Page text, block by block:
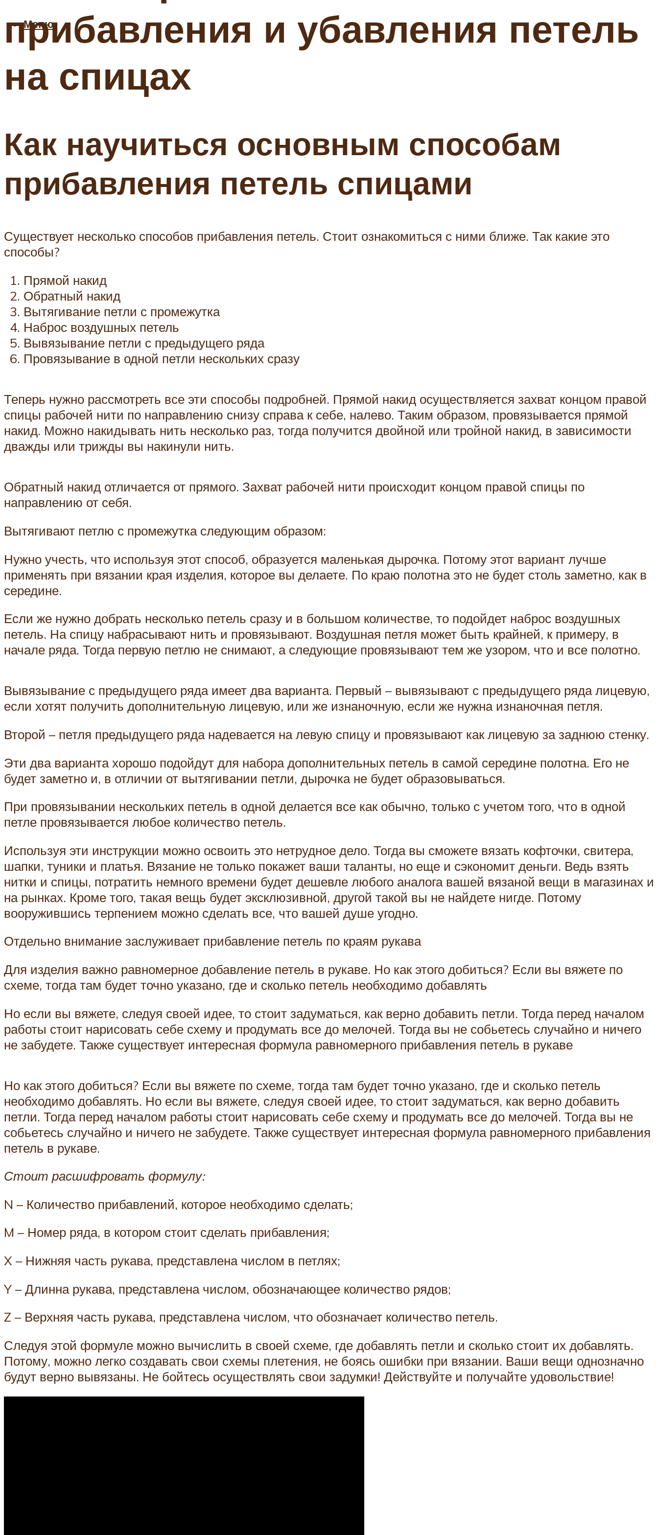
Меню
прибавления и убавления петель
на спицах
Как научиться основным способам
прибавления петель спицами
Существует несколько способов прибавления петель. Стоит ознакомиться с ними ближе. Так какие это
способы?
Прямой накид
Обратный накид
Вытягивание петли с промежутка
Наброс воздушных петель
Вывязывание петли с предыдущего ряда
Провязывание в одной петли нескольких сразу
Теперь нужно рассмотреть все эти способы подробней. Прямой накид осуществляется захват концом правой
спицы рабочей нити по направлению снизу справа к себе, налево. Таким образом, провязывается прямой
накид. Можно накидывать нить несколько раз, тогда получится двойной или тройной накид, в зависимости
дважды или трижды вы накинули нить.
Обратный накид отличается от прямого. Захват рабочей нити происходит концом правой спицы по
направлению от себя.
Вытягивают петлю с промежутка следующим образом:
Нужно учесть, что используя этот способ, образуется маленькая дырочка. Потому этот вариант лучше
применять при вязании края изделия, которое вы делаете. По краю полотна это не будет столь заметно, как в
середине.
Если же нужно добрать несколько петель сразу и в большом количестве, то подойдет наброс воздушных
петель. На спицу набрасывают нить и провязывают. Воздушная петля может быть крайней, к примеру, в
начале ряда. Тогда первую петлю не снимают, а следующие провязывают тем же узором, что и все полотно.
Вывязывание с предыдущего ряда имеет два варианта. Первый – вывязывают с предыдущего ряда лицевую,
если хотят получить дополнительную лицевую, или же изнаночную, если же нужна изнаночная петля.
Второй – петля предыдущего ряда надевается на левую спицу и провязывают как лицевую за заднюю стенку.
Эти два варианта хорошо подойдут для набора дополнительных петель в самой середине полотна. Его не
будет заметно и, в отличии от вытягивании петли, дырочка не будет образовываться.
При провязывании нескольких петель в одной делается все как обычно, только с учетом того, что в одной
петле провязывается любое количество петель.
Используя эти инструкции можно освоить это нетрудное дело. Тогда вы сможете вязать кофточки, свитера,
шапки, туники и платья. Вязание не только покажет ваши таланты, но еще и сэкономит деньги. Ведь взять
нитки и спицы, потратить немного времени будет дешевле любого аналога вашей вязаной вещи в магазинах и
на рынках. Кроме того, такая вещь будет эксклюзивной, другой такой вы не найдете нигде. Потому
вооружившись терпением можно сделать все, что вашей душе угодно.
Отдельно внимание заслуживает прибавление петель по краям рукава
Для изделия важно равномерное добавление петель в рукаве. Но как этого добиться? Если вы вяжете по
схеме, тогда там будет точно указано, где и сколько петель необходимо добавлять
Но если вы вяжете, следуя своей идее, то стоит задуматься, как верно добавить петли. Тогда перед началом
работы стоит нарисовать себе схему и продумать все до мелочей. Тогда вы не собьетесь случайно и ничего
не забудете. Также существует интересная формула равномерного прибавления петель в рукаве
Но как этого добиться? Если вы вяжете по схеме, тогда там будет точно указано, где и сколько петель
необходимо добавлять. Но если вы вяжете, следуя своей идее, то стоит задуматься, как верно добавить
петли. Тогда перед началом работы стоит нарисовать себе схему и продумать все до мелочей. Тогда вы не
собьетесь случайно и ничего не забудете. Также существует интересная формула равномерного прибавления
петель в рукаве.
Стоит расшифровать формулу:
N – Количество прибавлений, которое необходимо сделать;
M – Номер ряда, в котором стоит сделать прибавления;
X – Нижняя часть рукава, представлена числом в петлях;
Y – Длинна рукава, представлена числом, обозначающее количество рядов;
Z – Верхняя часть рукава, представлена числом, что обозначает количество петель.
Следуя этой формуле можно вычислить в своей схеме, где добавлять петли и сколько стоит их добавлять.
Потому, можно легко создавать свои схемы плетения, не боясь ошибки при вязании. Ваши вещи однозначно
будут верно вывязаны. Не бойтесь осуществлять свои задумки! Действуйте и получайте удовольствие!